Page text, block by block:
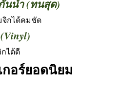
นน้ำ (ทนสุด)
จิกได้คมชัด
ได้ดี
กอร์ยอดนิยม